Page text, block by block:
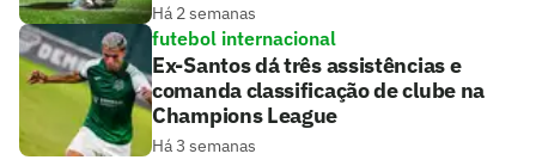
Há 2 semanas
futebol internacional
Ex-Santos dá três assistências e
comanda classificação de clube na
Champions League
Há 3 semanas